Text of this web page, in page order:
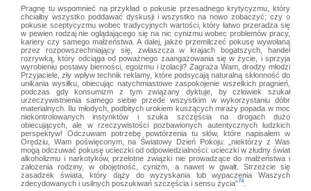
Pragnę tu wspomnieć na przykład o pokusie przesadnego krytycyzmu, który
chciałby wszystko poddawać dyskusji i wszystko na nowo zobaczyć; czy o
pokusie sceptycyzmu wobec tradycyjnych wartości, który łatwo przeradza się
w pewien rodzaj nie oglądającego się na nic cynizmu wobec problemów pracy,
kariery czy samego małżeństwa. A dalej, jakże przemilczeć pokusę wywołaną
przez rozpowszechniający się, zwłaszcza w krajach bogatszych, handel
rozrywką, który odciąga od poważnego zaangażowania się w życie, i sprzyja
wyrobieniu postawy bierności, egoizmu i izolacji? Zagraża Wam, drodzy młodzi
Przyjaciele, zły wpływ technik reklamy, które podsycają naturalną skłonność do
unikania wysiłku, obiecując natychmiastowe zaspokojenie wszelkich pragnień,
podczas gdy konsumizm z tym związany dyktuje, by człowiek szukał
urzeczywistnienia samego siebie przede wszystkim w wykorzystaniu dóbr
materialnych. Ilu młodych, podbitych urokiem kuszących miraży popada w moc
niekontrolowanych instynktów i szuka szczęścia na drogach dużo
obiecujących, ale w rzeczywistości pozbawionych autentycznych ludzkich
perspektyw! Odczuwam potrzebę powtórzenia tu słów, które napisałem w
Orędziu, Wam poświęconym, na Światowy Dzień Pokoju: „niektórzy z Was
mogą odczuwać pokusę ucieczki od odpowiedzialności: ucieczki w złudny świat
alkoholizmu i narkotyków, przelotne związki nie prowadzące do małżeństwa i
założenia rodziny, w obojętność, cynizm, a nawet w gwałt. Strzeżcie się
zasadzek świata, który dąży do wyzyskania lub wypaczenia Waszych
zdecydowanych i usilnych poszukiwań szczęścia i sensu życia”74.